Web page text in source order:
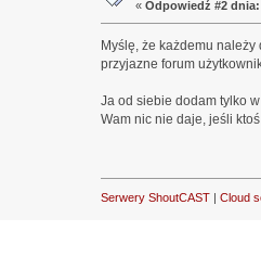
« Odpowiedź #2 dnia:
Myślę, że każdemu
przyjazne forum
Ja od siebie dodam tylko
Wam nic nie daje, jeśli
Serwery ShoutCAST| Cloud